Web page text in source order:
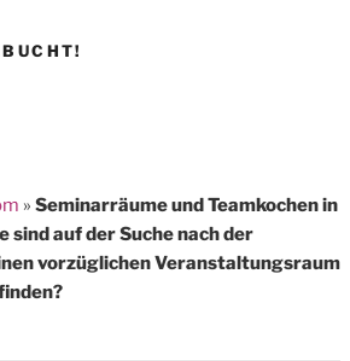
» Seminarräume und Teamkochen in
sind auf der Suche nach der
vorzüglichen Veranstaltungsraum